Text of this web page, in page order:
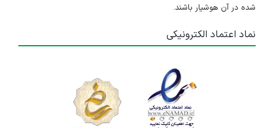
شده در آن هوشیار باشند.
نماد اعتماد الکترونیکی